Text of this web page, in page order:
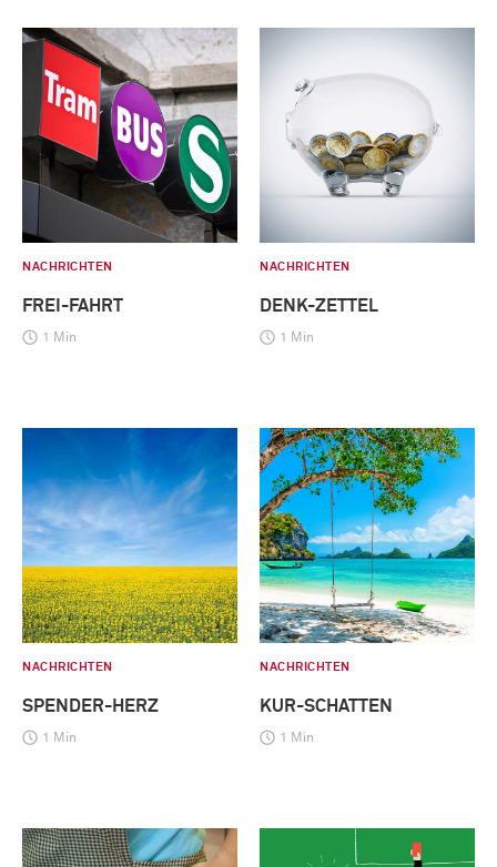
NACHRICHTEN
FREI-FAHRT
1 Min
NACHRICHTEN
DENK-ZETTEL
1 Min
NACHRICHTEN
SPENDER-HERZ
1 Min
NACHRICHTEN
KUR-SCHATTEN
1 Min